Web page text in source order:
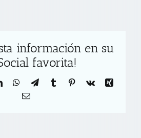
información en su
favorita!
LinkedInWhatsApp
TelegramTumblr Pinterest
Vk
Xing
Correo